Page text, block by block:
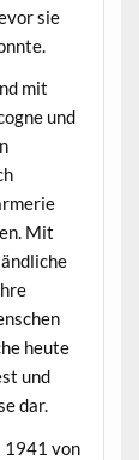
sie
mit
und
Mit
heute
und
dar.
1941 von